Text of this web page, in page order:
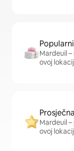
Mardeuil
ovoj
Mardeuil
ovoj